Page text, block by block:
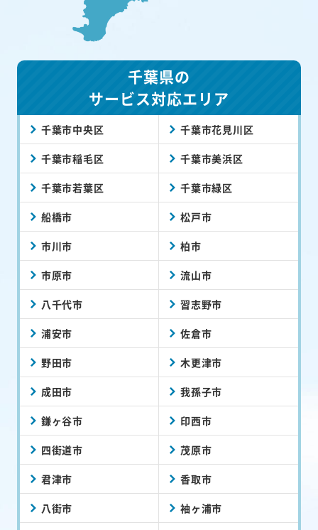
千葉県の
サービス対応エリア
千葉市中央区 千葉市花見川区
千葉市稲毛区 千葉市美浜区
千葉市若葉区 千葉市緑区
船橋市 松戸市
市川市 柏市
市原市 流山市
八千代市 習志野市
浦安市 佐倉市
野田市 木更津市
成田市 我孫子市
鎌ヶ谷市 印西市
四街道市 茂原市
君津市 香取市
八街市 袖ヶ浦市